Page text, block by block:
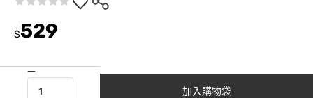
$529
加入購物袋